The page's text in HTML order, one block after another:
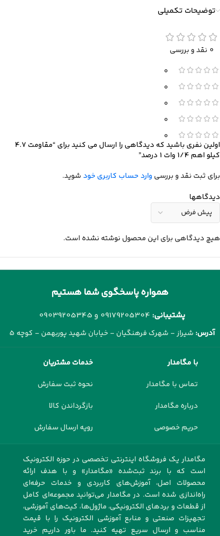
توضیحات تکمیلی
0 نقد و بررسی
0
0
0
0
0
دیدگاهها
هیچ دیدگاهی برای این محصول نوشته نشده است.
اولین نفری باشید که دیدگاهی را ارسال می کنید برای “مقاومت 4.7
کیلو اهم 1/4 وات 1 درصد”
برای ثبت نقد و بررسیوارد حساب کاربری خود شوید.
همواره پاسخگوی شما هستیم
پشتیبانی: 09179205304 و 09039205345
آدرس: شیراز - شهرک فرهنگیان - خیابان شهید پوربهمن - کوچه 5
با مگامدار
تماس با مگامدار
درباره مگامدار
حریم خصوصی
خدمات مشتریان
نحوه ثبت سفارش
بازگرداندن کالا
رویه ارسال سفارش
مگامدار یک فروشگاه اینترنتی تخصصی در حوزه الکترونیک
است که با برند ثبت‌شده «مگامدار» و با هدف ارائه
محصولات اصل، آموزش‌های کاربردی و خدمات حرفه‌ای
راه‌اندازی شده است. در مگامدار می‌توانید مجموعه‌ای کامل
از قطعات و بردهای الکترونیکی، ماژول‌ها، کیت‌های آموزشی،
تجهیزات صنعتی و منابع آموزشی الکترونیک را با قیمت
مناسب و ارسال سریع تهیه کنید. ما باور داریم خرید